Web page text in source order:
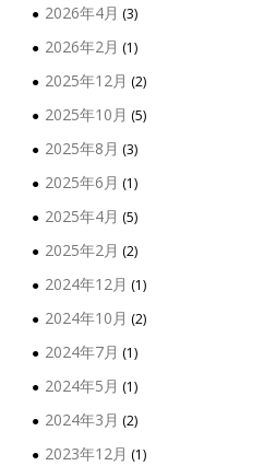
2026年4月 (3)
2026年2月 (1)
2025年12月 (2)
2025年10月 (5)
2025年8月 (3)
2025年6月 (1)
2025年4月 (5)
2025年2月 (2)
2024年12月 (1)
2024年10月 (2)
2024年7月 (1)
2024年5月 (1)
2024年3月 (2)
2023年12月 (1)